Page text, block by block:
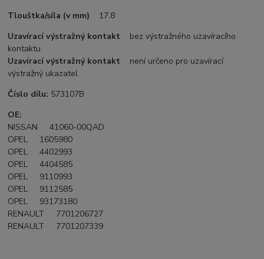
Tlouštka/síla (v mm)
17.8
Uzavírací výstražný kontakt bez výstražného uzavíracího
kontaktu
Uzavírací výstražný kontakt
není určeno pro uzavírací
výstražný ukazatel
Číslo dílu: 573107B
OE:
NISSAN 41060-00QAD
OPEL 1605980
OPEL 4402993
OPEL 4404585
OPEL 9110993
OPEL 9112585
OPEL 93173180
RENAULT 7701206727
RENAULT 7701207339